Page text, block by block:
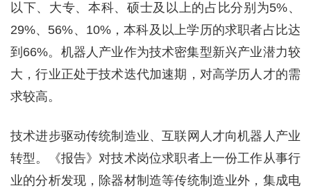
以下、大专、本科、硕士及以上的占比分别为5%、
29%、56%、10%，本科及以上学历的求职者占比达
到66%。机器人产业作为技术密集型新兴产业潜力较
大，行业正处于技术迭代加速期，对高学历人才的需
求较高。
技术进步驱动传统制造业、互联网人才向机器人产业
转型。《报告》对技术岗位求职者上一份工作从事行
业的分析发现，除器材制造等传统制造业外，集成电